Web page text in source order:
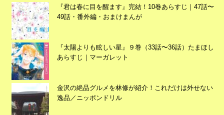
『君は春に目を醒ます』完結！10巻あらすじ｜47話〜
49話・番外編・おまけまんが
『太陽よりも眩しい星』９巻（33話〜36話）たまほし
あらすじ｜マーガレット
金沢の絶品グルメを林修が紹介！これだけは外せない
逸品／ニッポンドリル